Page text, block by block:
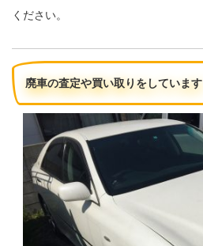
ください。
廃車の査定や買い取りをしています